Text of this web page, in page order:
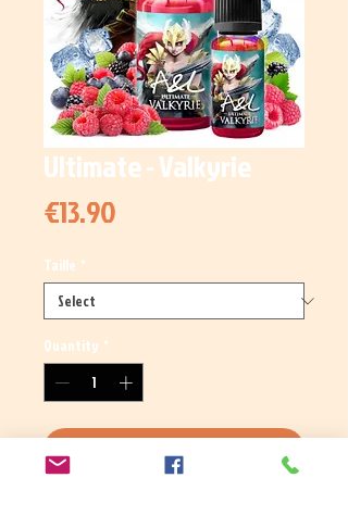
Ultimate - Valkyrie
€13.90Price
Taille *
Quantity *
Add to Cart